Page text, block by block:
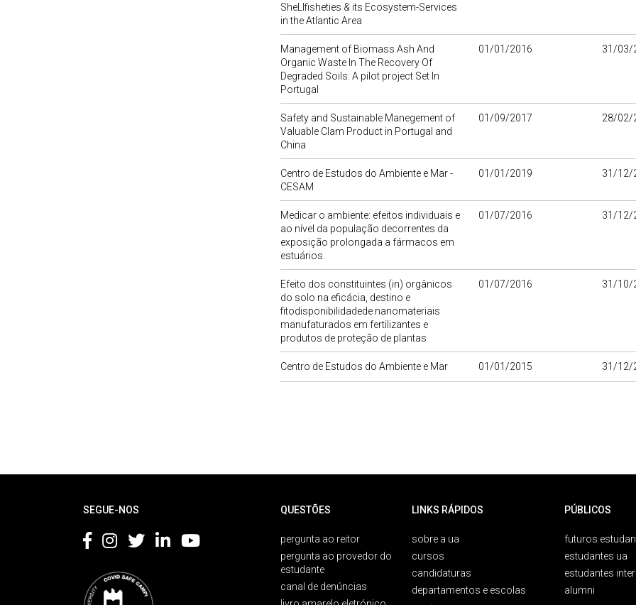
SheLlfisheties & its Ecosystem-Services
in the Atlantic Area
Management of Biomass Ash And
Organic Waste In The Recovery Of
Degraded Soils: A pilot project Set In
Portugal
01/01/2016 31/03/
Safety and Sustainable Manegement of
Valuable Clam Product in Portugal and
China
01/09/2017 28/02/
Centro de Estudos do Ambiente e Mar -
CESAM
01/01/2019 31/12/
Medicar o ambiente: efeitos individuais e
ao nível da população decorrentes da
exposição prolongada a fármacos em
estuários.
01/07/2016 31/12/
Efeito dos constituintes (in) orgânicos
do solo na eficácia, destino e
fitodisponibilidadede nanomateriais
manufaturados em fertilizantes e
produtos de proteção de plantas
01/07/2016 31/10/
Centro de Estudos do Ambiente e Mar 01/01/2015 31/12/
SEGUE-NOS QUESTÕES
pergunta ao reitor
pergunta ao provedor do
estudante
canal de denúncias
LINKS RÁPIDOS
sobre a ua
cursos
candidaturas
departamentos e escolas
PÚBLICOS
futuros
estudantes ua
estudantes
alumni